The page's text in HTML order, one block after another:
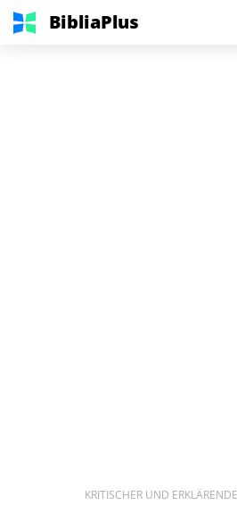
BibliaPlus
KRITISCHER UND